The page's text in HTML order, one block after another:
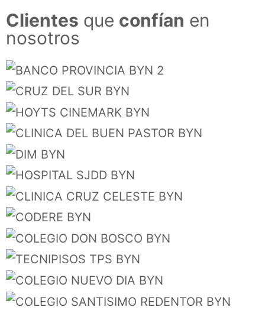
Clientes que confían en
nosotros